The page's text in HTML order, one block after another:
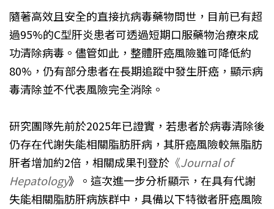
隨著高效且安全的直接抗病毒藥物問世，目前已有超
過95%的C型肝炎患者可透過短期口服藥物治療來成
功清除病毒。儘管如此，整體肝癌風險雖可降低約
80%，仍有部分患者在長期追蹤中發生肝癌，顯示病
毒清除並不代表風險完全消除。
研究團隊先前於2025年已證實，若患者於病毒清除後
仍存在代謝失能相關脂肪肝病，其肝癌風險較無脂肪
肝者增加約2倍，相關成果刊登於 《Journal of
Hepatology》。這次進一步分析顯示，在具有代謝
失能相關脂肪肝病族群中，具備以下特徵者肝癌風險